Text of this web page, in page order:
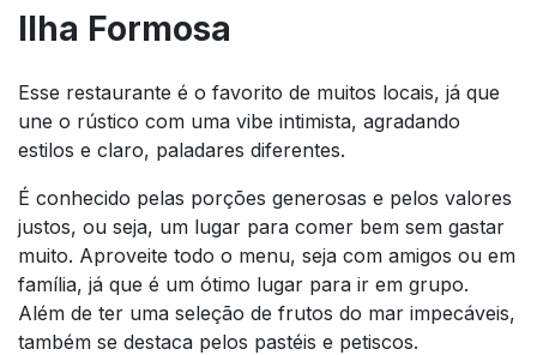
Ilha Formosa
Esse restaurante é o favorito de muitos locais, já que
une o rústico com uma vibe intimista, agradando
estilos e claro, paladares diferentes.
É conhecido pelas porções generosas e pelos valores
justos, ou seja, um lugar para comer bem sem gastar
muito. Aproveite todo o menu, seja com amigos ou em
família, já que é um ótimo lugar para ir em grupo.
Além de ter uma seleção de frutos do mar impecáveis,
também se destaca pelos pastéis e petiscos.